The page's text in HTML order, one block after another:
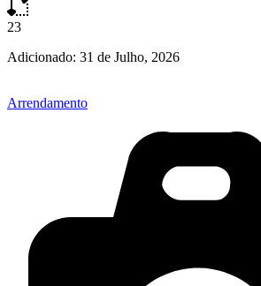
23
Adicionado: 31 de Julho, 2026
Arrendamento